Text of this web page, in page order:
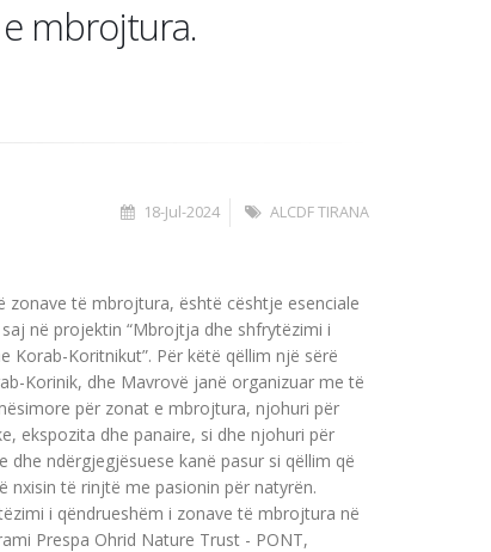
mbrojtura.
18-Jul-2024 ALCDF TIRANA
zonave të mbrojtura, është cështje esenciale
në projektin “Mbrojtja dhe shfrytëzimi i
Korab-Koritnikut”. Për këtë qëllim një sërë
Korinik, dhe Mavrovë janë organizuar me të
për zonat e mbrojtura, njohuri për
ekspozita dhe panaire, si dhe njohuri për
ndërgjegjësuese kanë pasur si qëllim që
të rinjtë me pasionin për natyrën.
i qëndrueshëm i zonave të mbrojtura në
Prespa Ohrid Nature Trust - PONT,